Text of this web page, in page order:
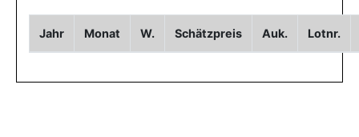
Jahr Monat W. Schätzpreis Auk. Lotnr.